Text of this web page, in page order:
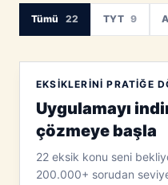
Tümü 22 TYT 9
EKSIKLERINI PRATIĞE
Uygulamayı
çözmeye başla
22 eksik konu seni
200.000+ sorudan